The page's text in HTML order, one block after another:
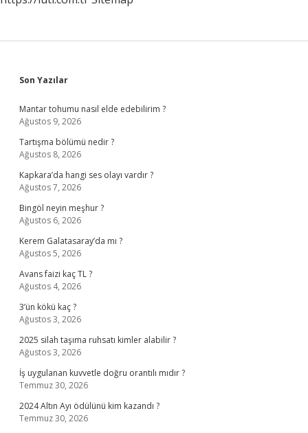
Sidebar
Son Yazılar
Mantar tohumu nasıl elde edebilirim ?
Ağustos 9, 2026
Tartışma bölümü nedir ?
Ağustos 8, 2026
Kapkara’da hangi ses olayı vardır ?
Ağustos 7, 2026
Bingöl neyin meşhur ?
Ağustos 6, 2026
Kerem Galatasaray’da mı ?
Ağustos 5, 2026
Avans faizi kaç TL ?
Ağustos 4, 2026
3’ün kökü kaç ?
Ağustos 3, 2026
2025 silah taşıma ruhsatı kimler alabilir ?
Ağustos 3, 2026
İş uygulanan kuvvetle doğru orantılı mıdır ?
Temmuz 30, 2026
2024 Altın Ayı ödülünü kim kazandı ?
Temmuz 30, 2026